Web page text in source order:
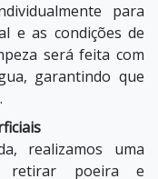
para
e as condições de
será feita com
garantindo que
realizamos uma
retirar poeira e